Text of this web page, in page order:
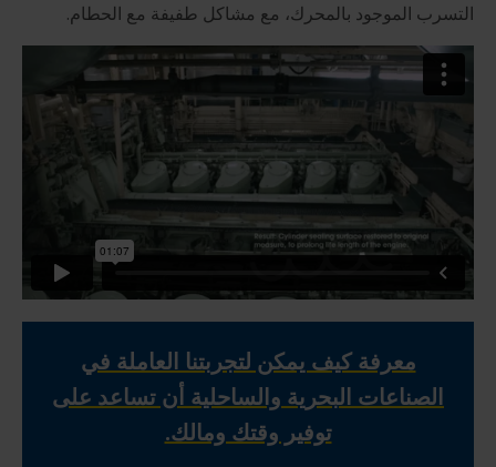
التسرب الموجود بالمحرك، مع مشاكل طفيفة مع الحطام.
معرفة كيف يمكن لتجربتنا العاملة في
الصناعات البحرية والساحلية أن تساعد على
توفير وقتك ومالك.